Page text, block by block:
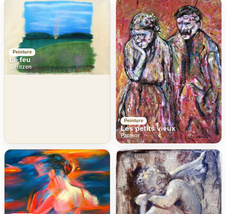
Peinture
Le feu
Geritzen
Peinture
Les petits vieux
Patmor